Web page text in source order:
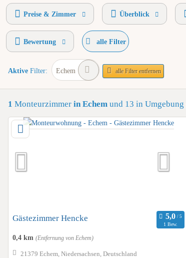
Einzelbetten
Preise & Zimmer Überblick
Bewertung alle Filter
Aktive Filter: Echem alle Filter entfernen
1 Monteurzimmer in Echem und 13 in Umgebung
Gästezimmer Hencke
1 Bew.
0,4 km (Entfernung von Echem)
21379 Echem, Niedersachsen, Deutschland